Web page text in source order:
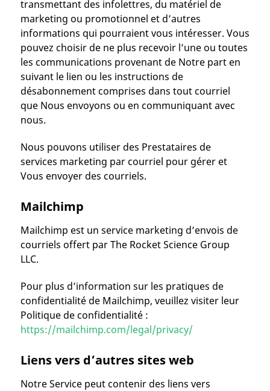
transmettant des infolettres, du matériel de
marketing ou promotionnel et d’autres
informations qui pourraient vous intéresser. Vous
pouvez choisir de ne plus recevoir l’une ou toutes
les communications provenant de Notre part en
suivant le lien ou les instructions de
désabonnement comprises dans tout courriel
que Nous envoyons ou en communiquant avec
nous.
Nous pouvons utiliser des Prestataires de
services marketing par courriel pour gérer et
Vous envoyer des courriels.
Mailchimp
Mailchimp est un service marketing d’envois de
courriels offert par The Rocket Science Group
LLC.
Pour plus d’information sur les pratiques de
confidentialité de Mailchimp, veuillez visiter leur
Politique de confidentialité :
https://mailchimp.com/legal/privacy/
Liens vers d’autres sites web
Notre Service peut contenir des liens vers